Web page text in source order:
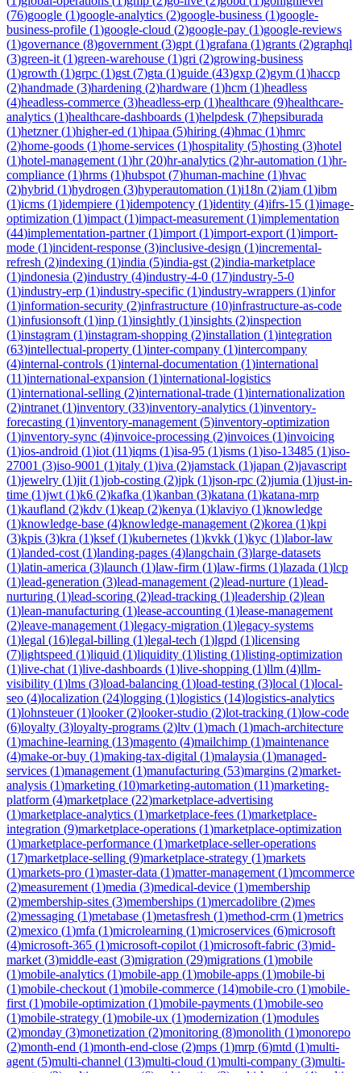
(76)google (1)google-analytics (2)google-business (1)google-
business-profile (1)google-cloud (2)google-pay (1)google-reviews
(1)governance (8)government (3)gpt (1)grafana (1)grants (2)graphql
(3)green-it (1)green-warehouse (1)gri (2)growing-business
(1)growth (1)grpc (1)gst (7)gta (1)guide (43)gxp (2)gym (1)haccp
(2)handmade (3)hardening (2)hardware (1)hcm (1)headless
(4)headless-commerce (3)headless-erp (1)healthcare (9)healthcare-
analytics (1)healthcare-dashboards (1)helpdesk (7)hepsiburada
(1)hetzner(1)higher-ed (1)hipaa (5)hiring (4)hmac (1)hmrc
(2)home-goods (1)home-services (1)hospitality (5)hosting (3)hotel
(1)hotel-management (1)hr(20)hr-analytics (2)hr-automation (1)hr-
compliance (1)hrms (1)hubspot (7)human-machine (1)hvac
(2)hybrid (1)hydrogen (3)hyperautomation (1)i18n (2)iam (1)ibm
(1)icms (1)idempiere (1)idempotency (1)identity (4)ifrs-15 (1)image-
optimization (1)impact (1)impact-measurement (1)implementation
(44)implementation-partner(1)import (1)import-export (1)import-
mode (1)incident-response (3)inclusive-design (1)incremental-
refresh (2)indexing (1)india (5)india-gst (2)india-marketplace
(1)indonesia (2)industry (4)industry-4-0 (17)industry-5-0
(1)industry-erp (1)industry-specific (1)industry-wrappers (1)infor
(1)information-security (2)infrastructure (10)infrastructure-as-code
(1)infusionsoft (1)inp (1)insightly (1)insights (2)inspection
(1)instagram (1)instagram-shopping (2)installation (1)integration
(63)intellectual-property (1)inter-company (1)intercompany
(4)internal-controls (1)internal-documentation (1)international
(11)international-expansion (1)international-logistics
(1)international-selling (2)international-trade (1)internationalization
(2)intranet (1)inventory (33)inventory-analytics (1)inventory-
forecasting (1)inventory-management (5)inventory-optimization
(1)inventory-sync (4)invoice-processing (2)invoices (1)invoicing
(1)ios-android (1)iot (11)iqms (1)isa-95 (1)isms (1)iso-13485 (1)iso-
27001 (3)iso-9001 (1)italy (1)iva (2)jamstack (1)japan (2)javascript
(1)jewelry (1)jit (1)job-costing (2)jpk (1)json-rpc (2)jumia (1)just-in-
time (1)jwt (1)k6 (2)kafka (1)kanban (3)katana (1)katana-mrp
(1)kaufland (2)kdv (1)keap (2)kenya (1)klaviyo (1)knowledge
(1)knowledge-base (4)knowledge-management (2)korea (1)kpi
(3)kpis (3)kra (1)ksef(1)kubernetes (1)kvkk (1)kyc (1)labor-law
(1)landed-cost (1)landing-pages (4)langchain (3)large-datasets
(1)latin-america (3)launch (1)law-firm (1)law-firms (1)lazada (1)lcp
(1)lead-generation (3)lead-management (2)lead-nurture (1)lead-
nurturing (1)lead-scoring (2)lead-tracking (1)leadership (2)lean
(1)lean-manufacturing (1)lease-accounting (1)lease-management
(2)leave-management (1)legacy-migration (1)legacy-systems
(1)legal (16)legal-billing (1)legal-tech (1)lgpd (1)licensing
(7)lightspeed (1)liquid (1)liquidity (1)listing (1)listing-optimization
(1)live-chat (1)live-dashboards (1)live-shopping (1)llm (4)llm-
visibility (1)lms (3)load-balancing (1)load-testing (3)local (1)local-
seo (4)localization (24)logging (1)logistics (14)logistics-analytics
(1)lohnsteuer(1)looker(2)looker-studio (2)lot-tracking (1)low-code
(6)loyalty (3)loyalty-programs (2)ltv (1)mach (1)mach-architecture
(1)machine-learning (13)magento (4)mailchimp (1)maintenance
(4)make-or-buy (1)making-tax-digital (1)malaysia (1)managed-
services (1)management (1)manufacturing (53)margins (2)market-
analysis (1)marketing (10)marketing-automation (11)marketing-
platform (4)marketplace (22)marketplace-advertising
(1)marketplace-analytics (1)marketplace-fees (1)marketplace-
integration (9)marketplace-operations (1)marketplace-optimization
(1)marketplace-performance (1)marketplace-seller-operations
(17)marketplace-selling (9)marketplace-strategy (1)markets
(1)markets-pro (1)master-data (1)matter-management (1)mcommerce
(2)measurement (1)media (3)medical-device (1)membership
(2)membership-sites (3)memberships (1)mercadolibre (2)mes
(2)messaging (1)metabase (1)metasfresh (1)method-crm (1)metrics
(2)mexico (1)mfa (1)microlearning (1)microservices (6)microsoft
(4)microsoft-365 (1)microsoft-copilot (1)microsoft-fabric (3)mid-
market (3)middle-east (3)migration (29)migrations (1)mobile
(1)mobile-analytics (1)mobile-app (1)mobile-apps (1)mobile-bi
(1)mobile-checkout (1)mobile-commerce (14)mobile-cro (1)mobile-
first (1)mobile-optimization (1)mobile-payments (1)mobile-seo
(1)mobile-strategy (1)mobile-ux (1)modernization (1)modules
(2)monday (3)monetization (2)monitoring (8)monolith (1)monorepo
(2)month-end (1)month-end-close (2)mps (1)mrp (6)mtd (1)multi-
agent (5)multi-channel (13)multi-cloud (1)multi-company (3)multi-